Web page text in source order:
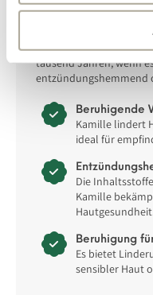
Tee aus
Multitalent und
tausend Jahren, wenn
entzündungshemmend
Beruhigende
Kamille lindert
ideal für
Die
Kamille
Beruhigung
Es bietet
sensibler Haut